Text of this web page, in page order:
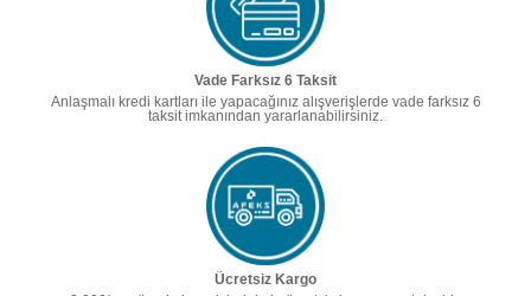
Vade Farksız 6 Taksit
Anlaşmalı kredi kartları ile yapacağınız alışverişlerde vade farksız 6
taksit imkanından yararlanabilirsiniz.
Ücretsiz Kargo